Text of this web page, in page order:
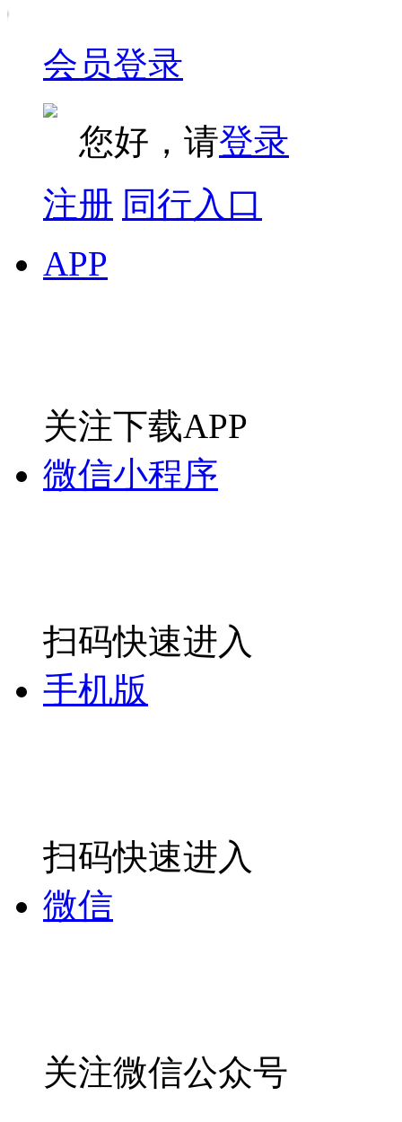
会员登录
您好，请登录
注册 同行入口
APP
关注下载APP
微信小程序
扫码快速进入
手机版
扫码快速进入
微信
关注微信公众号